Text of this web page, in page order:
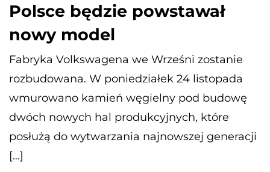
Polsce będzie powstawał
nowy model
Fabryka Volkswagena we Wrześni zostanie
rozbudowana. W poniedziałek 24 listopada
wmurowano kamień węgielny pod budowę
dwóch nowych hal produkcyjnych, które
posłużą do wytwarzania najnowszej generacji
[…]